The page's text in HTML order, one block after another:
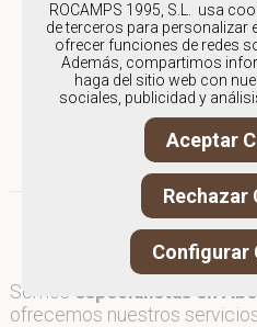
Los envíos a
entre semana
menos de 48
realizados en
producto se
Somos especialistas en
ofrecemos nuestros
ROCAMPS 1995, S.L. usa
de terceros para personalizar
ofrecer funciones de redes
Además, compartimos
haga del sitio web con
sociales, publicidad y
Aceptar
Rechazar
Configurar